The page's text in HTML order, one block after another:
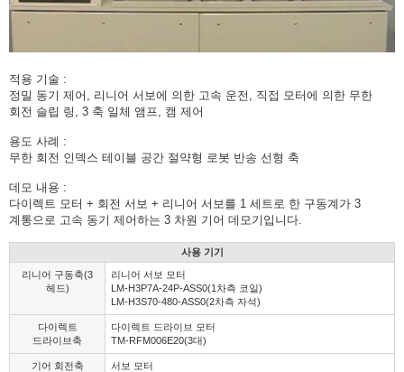
적용 기술 :
정밀 동기 제어, 리니어 서보에 의한 고속 운전, 직접 모터에 의한 무한
회전 슬립 링, 3 축 일체 앰프, 캠 제어
용도 사례 :
무한 회전 인덱스 테이블 공간 절약형 로봇 반송 선형 축
데모 내용 :
다이렉트 모터 + 회전 서보 + 리니어 서보를 1 세트로 한 구동계가 3
계통으로 고속 동기 제어하는 3 차원 기어 데모기입니다.
사용 기기
리니어 구동축(3
헤드)
리니어 서보 모터
LM-H3P7A-24P-ASS0(1차측 코일)
LM-H3S70-480-ASS0(2차측 자석)
다이렉트
드라이브축
다이렉트 드라이브 모터
TM-RFM006E20(3대)
기어 회전축
서보 모터